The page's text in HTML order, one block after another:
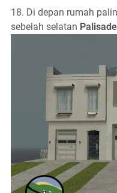
18. Di depan rumah
sebelah selatan